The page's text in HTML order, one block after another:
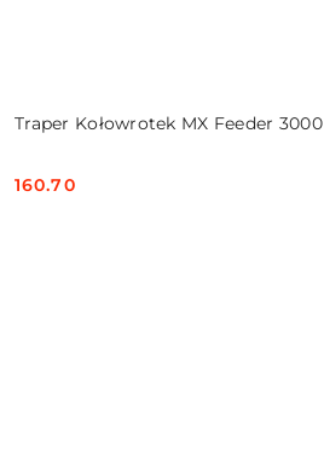
Traper Kołowrotek MX Feeder 3000
Cena:
160.70